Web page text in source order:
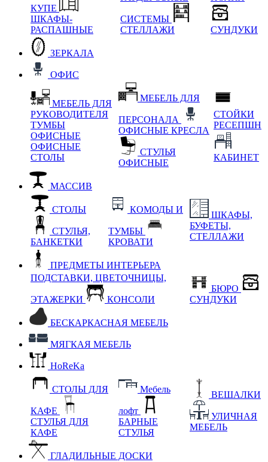
КУПЕ
ШКАФЫ-
РАСПАШНЫЕ
СИСТЕМЫ
СТЕЛЛАЖИ
СУНДУКИ
ЗЕРКАЛА
ОФИС
МЕБЕЛЬ ДЛЯ
РУКОВОДИТЕЛЯ
ТУМБЫ
ОФИСНЫЕ
ОФИСНЫЕ
СТОЛЫ
МЕБЕЛЬ ДЛЯ
ПЕРСОНАЛА
ОФИСНЫЕ КРЕСЛА
СТУЛЬЯ
ОФИСНЫЕ
СТОЙКИ
РЕСЕПШН
КАБИНЕТ
МАССИВ
СТОЛЫ
СТУЛЬЯ,
БАНКЕТКИ
КОМОДЫ И
ТУМБЫ
КРОВАТИ
ШКАФЫ,
БУФЕТЫ,
СТЕЛЛАЖИ
ПРЕДМЕТЫ ИНТЕРЬЕРА
ПОДСТАВКИ, ЦВЕТОЧНИЦЫ,
ЭТАЖЕРКИ КОНСОЛИ
БЮРО
СУНДУКИ
БЕСКАРКАСНАЯ МЕБЕЛЬ
МЯГКАЯ МЕБЕЛЬ
HoReKa
СТОЛЫ ДЛЯ
КАФЕ
СТУЛЬЯ ДЛЯ
КАФЕ
Мебель
лофт
БАРНЫЕ
СТУЛЬЯ
ВЕШАЛКИ
УЛИЧНАЯ
МЕБЕЛЬ
ГЛАДИЛЬНЫЕ ДОСКИ